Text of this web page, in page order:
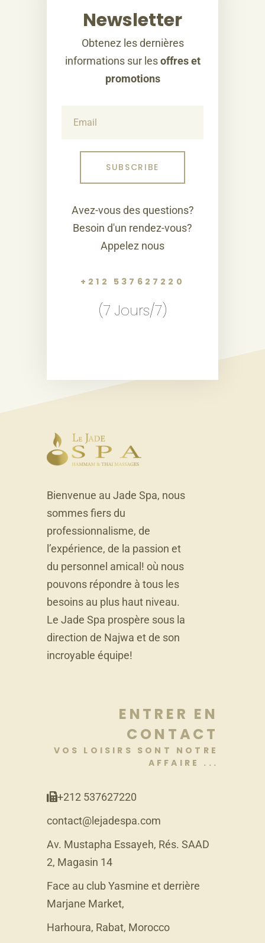
Newsletter
Obtenez les dernières
informations sur lesoffres et
promotions
Avez-vous des questions?
Besoin d'un rendez-vous?
Appelez nous
+212 537627220
(7 Jours/7)
Bienvenue au Jade Spa, nous
sommes fiers du
professionnalisme, de
l’expérience, de la passion et
du personnel amical! où nous
pouvons répondre à tous les
besoins au plus haut niveau.
Le Jade Spa prospère sous la
direction de Najwa et de son
incroyable équipe!
ENTRER EN
CONTACT
VOS LOISIRS SONT NOTRE
AFFAIRE ...
+212 537627220
contact@lejadespa.com
Av. Mustapha Essayeh, Rés. SAAD
2, Magasin 14
Face au club Yasmine et derrière
Marjane Market,
Harhoura, Rabat, Morocco